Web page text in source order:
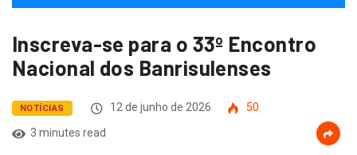
Inscreva-se para o 33º Encontro
Nacional dos Banrisulenses
NOTÍCIAS 12 de junho de 2026
50
3 minutes read